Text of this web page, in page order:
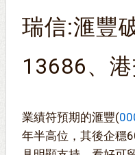
瑞信:滙豐
13686、
業績符預期的滙豐(
年半高位，其後企穩